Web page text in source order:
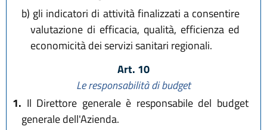
b) gli indicatori di attività finalizzati a consentire
valutazione di efficacia, qualità, efficienza ed
economicità dei servizi sanitari regionali.
Art. 10
Le responsabilità di budget
1. Il Direttore generale è responsabile del budget
generale dell'Azienda.